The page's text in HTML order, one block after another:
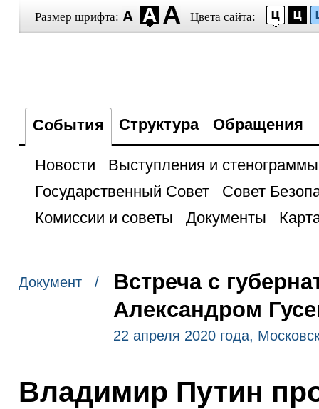
Размер шрифта: Цвета сайта:
События Структура Обращения
Новости
Выступления и стенограммы
Государственный Совет
Совет
Комиссии и советы
Документы
Документ /
Встреча с
Александром
22 апреля 2020 года,
Владимир Путин